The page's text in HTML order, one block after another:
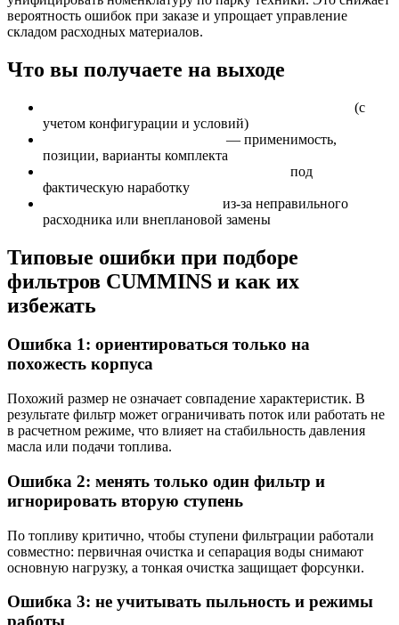
вероятность ошибок при заказе и упрощает управление
складом расходных материалов.
Что вы получаете на выходе
(с
учетом конфигурации и условий)
— применимость,
позиции, варианты комплекта
под
фактическую наработку
из-за неправильного
расходника или внеплановой замены
Типовые ошибки при подборе
фильтров CUMMINS и как их
избежать
Ошибка 1: ориентироваться только на
похожесть корпуса
Похожий размер не означает совпадение характеристик. В
результате фильтр может ограничивать поток или работать не
в расчетном режиме, что влияет на стабильность давления
масла или подачи топлива.
Ошибка 2: менять только один фильтр и
игнорировать вторую ступень
По топливу критично, чтобы ступени фильтрации работали
совместно: первичная очистка и сепарация воды снимают
основную нагрузку, а тонкая очистка защищает форсунки.
Ошибка 3: не учитывать пыльность и режимы
работы